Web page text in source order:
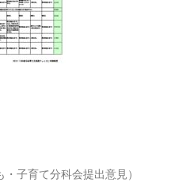
子育て分科会提出意見）